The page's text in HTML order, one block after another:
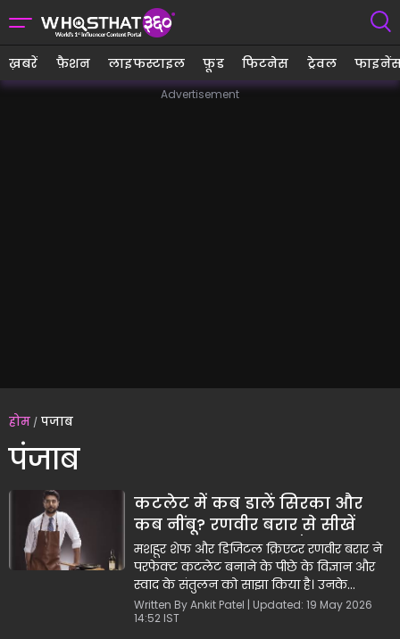
ख़बरें फ़ैशन लाइफस्टाइल फ़ूड फिटनेस ट्रेवल
Advertisement
होम पंजाब
पंजाब
कटलेट में कब डालें सिरका और
कब नींबू? रणवीर बरार से सीखें
कुकिंग की ये बारीकियाँ
मशहूर शेफ और डिजिटल क्रिएटर रणवीर बरार ने
परफेक्ट कटलेट बनाने के पीछे के विज्ञान और
स्वाद के संतुलन को साझा किया है। उनके
अनुसार, कोलकाता स्टाइल चिकन कटलेट में
धनिया डालना ज़रूरी नहीं है, लेकिन वे अपने
Written By Ankit Patel | Updated: 19 May 2026
14:52 IST